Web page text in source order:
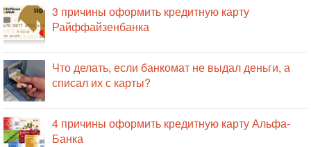
3 причины оформить кредитную карту
Райффайзенбанка
Что делать, если банкомат не выдал деньги, а
списал их с карты?
4 причины оформить кредитную карту Альфа-
Банка